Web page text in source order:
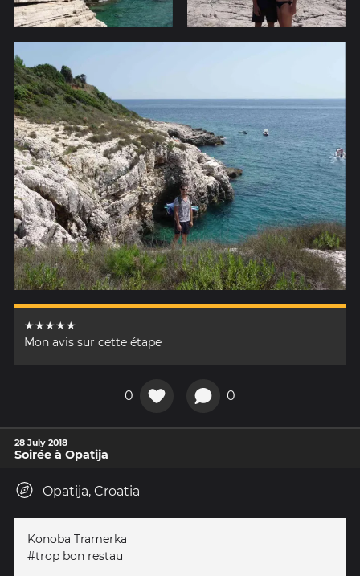
★★★★★
Mon avis sur cette étape
0 0
28 July 2018
Soirée à Opatija
Opatija, Croatia
Konoba Tramerka
#trop bon restau